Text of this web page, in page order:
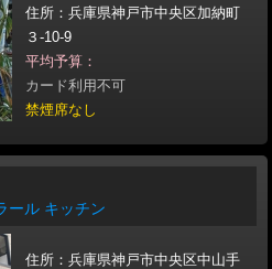
住所：兵庫県神戸市中央区加納町
３-10-9
平均予算：
カード利用不可
禁煙席なし
ール キッチン
住所：兵庫県神戸市中央区中山手